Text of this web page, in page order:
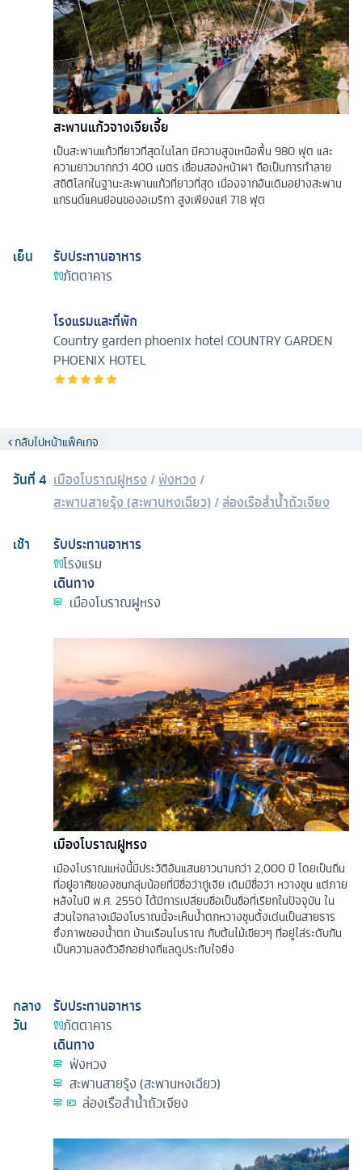
สะพานแก้วจางเจียเจี้ย
เป็นสะพานแก้วที่ยาวที่สุดในโลก มีความสูงเหนือพื้น 980 ฟุต และ
ความยาวมากกว่า 400 เมตร เชื่อมสองหน้าผา ถือเป็นการทำลาย
สถิติโลกในฐานะสะพานแก้วที่ยาวที่สุด เนื่องจากอันเดิมอย่างสะพาน
แกรนด์แคนย่อนของอเมริกา สูงเพียงแค่ 718 ฟุต
เย็น
รับประทานอาหาร
ภัตตาคาร
โรงแรมและที่พัก
Country garden phoenix hotelCOUNTRY GARDEN
PHOENIX HOTEL
กลับไปหน้าแพ็คเกจ
วันที่4 เมืองโบราณฝูหรง/ฟ่งหวง/
สะพานสายรุ้ง (สะพานหงเฉียว)/ล่องเรือลําน้ำถัวเจียง
เช้า
รับประทานอาหาร
โรงแรม
เดินทาง
เมืองโบราณฝูหรง
เมืองโบราณฝูหรง
เมืองโบราณแห่งนี้มีประวัติอันแสนยาวนานกว่า 2,000 ปี โดยเป็นถิ่น
ที่อยู่อาศัยของชนกลุ่มน้อยที่มีชื่อว่าถู่เจีย เดิมมีชื่อว่า หวางชุน แต่ภาย
หลังในปี พ.ศ. 2550 ได้มีการเปลี่ยนชื่อเป็นชื่อที่เรียกในปัจจุบัน ใน
ส่วนใจกลางเมืองโบราณนี้จะเห็นน้ำตกหวางชุนตั้งเด่นเป็นสายธาร
ซึ่งภาพของน้ำตก บ้านเรือนโบราณ กับต้นไม้เขียวๆ ที่อยู่ไล่ระดับกัน
เป็นความลงตัวอีกอย่างที่แลดูประทับใจยิ่ง
กลาง
วัน
รับประทานอาหาร
ภัตตาคาร
เดินทาง
ฟ่งหวง
สะพานสายรุ้ง (สะพานหงเฉียว)
ล่องเรือลําน้ำถัวเจียง